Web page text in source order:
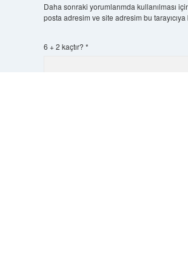
Daha sonraki yorumlarımda kullanılması
posta adresim ve site adresim bu
6 + 2 kaçtır? *